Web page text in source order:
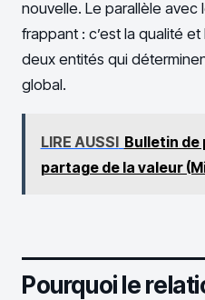
nouvelle. Le parallèle avec
frappant : c’est la qualité
deux entités qui
global.
LIRE AUSSI Bulletin de
partage de la valeur
Pourquoi le